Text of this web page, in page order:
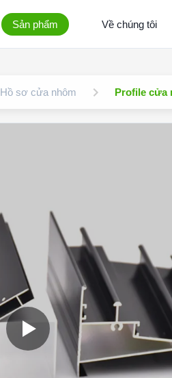
Sản phẩm Về chúng tôi
Hồ sơ cửa nhôm Profile cửa